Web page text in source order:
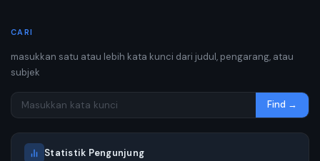
CARI
masukkan satu atau lebih kata kunci dari judul, pengarang, atau
subjek
Find →
Statistik Pengunjung